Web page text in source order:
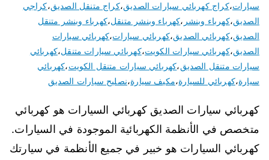
سيارات،كراج كهربائي سيارات الصديق،كراج متنقل الصديق،كراجي
الصديق،كهرباء وبنشر ،كهرباء وبنشر متنقل،كهرباء وبنشر متنقل
الصديق،كهربائي الصديق،كهربائي سيارات،كهربائي سيارات
الصديق،كهربائي سيارات الكويت،كهربائي سيارات متنقل،كهربائي
سيارات متنقل الصديق،كهربائي سيارات متنقل الكويت،كهربائي
سيارة،كهربائي للسيارة،مكيف سيارة،نصليح سيارات الصديق
كهربائي سيارات الصديق كهربائي السيارات هو كهربائي
متخصص في الأنظمة الكهربائية الموجودة في السيارات.
كهربائي السيارات هو خبير في جميع الأنظمة في سيارتك